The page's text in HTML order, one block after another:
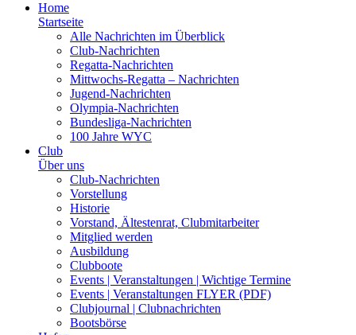
Home
Startseite
Alle Nachrichten im Überblick
Club-Nachrichten
Regatta-Nachrichten
Mittwochs-Regatta – Nachrichten
Jugend-Nachrichten
Olympia-Nachrichten
Bundesliga-Nachrichten
100 Jahre WYC
Club
Über uns
Club-Nachrichten
Vorstellung
Historie
Vorstand, Ältestenrat, Clubmitarbeiter
Mitglied werden
Ausbildung
Clubboote
Events | Veranstaltungen | Wichtige Termine
Events | Veranstaltungen FLYER (PDF)
Clubjournal | Clubnachrichten
Bootsbörse